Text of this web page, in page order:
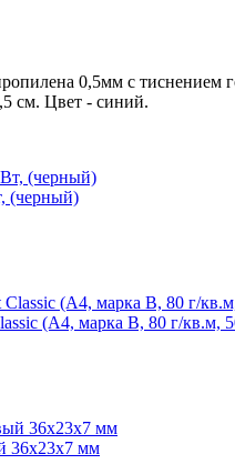
0,5мм с
см. Цвет - синий.
(черный)
(А4, марка B, 80 г/кв.м,
36x23x7 мм